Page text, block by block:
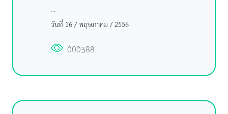
...
วันที่ 16 / พฤษภาคม / 2556
000388